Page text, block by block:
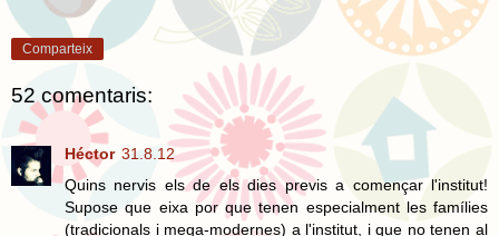
Comparteix
52 comentaris:
Héctor 31.8.12
Quins nervis els de els dies previs a començar l'institut!
Supose que eixa por que tenen especialment les famílies
(tradicionals i mega-modernes) a l'institut, i que no tenen al